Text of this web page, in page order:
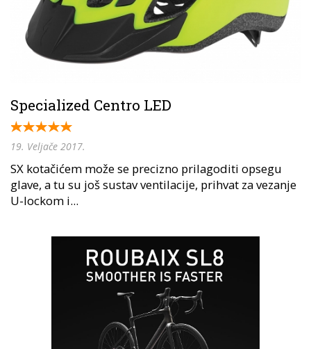
Specialized Centro LED
19. Veljače 2017.
SX kotačićem može se precizno prilagoditi opsegu
glave, a tu su još sustav ventilacije, prihvat za vezanje
U-lockom i...